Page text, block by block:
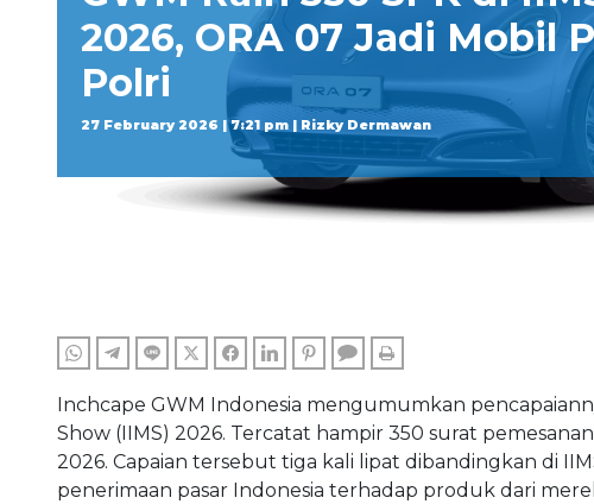
2026, ORA 07 Jadi Mobil
Polri
27 February 2026 | 7:21 pm | Rizky Dermawan
WHATSAPPTELEGRAM
LINE TWITTERFACEBOOKLINKEDINPINTERESTCOMMENTS
Inchcape GWM Indonesia mengumumkan
Show (IIMS) 2026. Tercatat hampir 350 surat
2026. Capaian tersebut tiga kali lipat dibandingkan di
penerimaan pasar Indonesia terhadap produk dari